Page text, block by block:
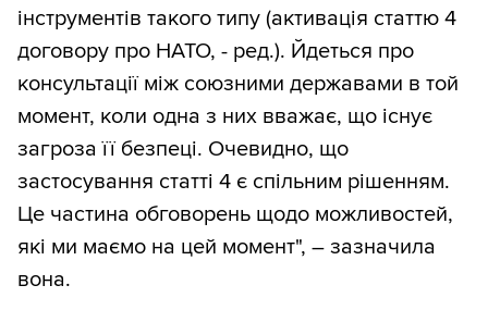
інструментів такого типу (активація статтю 4
договору про НАТО, - ред.). Йдеться про
консультації між союзними державами в той
момент, коли одна з них вважає, що існує
загроза її безпеці. Очевидно, що
застосування статті 4 є спільним рішенням.
Це частина обговорень щодо можливостей,
які ми маємо на цей момент", – зазначила
вона.